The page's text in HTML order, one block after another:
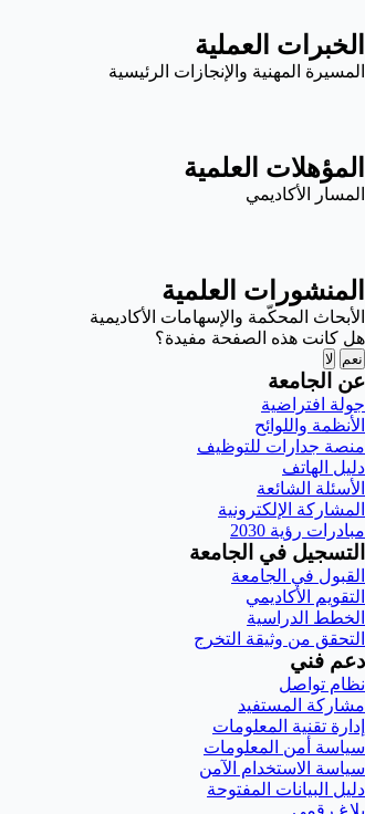
الخبرات العملية
المسيرة المهنية والإنجازات الرئيسية
المؤهلات العلمية
المسار الأكاديمي
المنشورات العلمية
الأبحاث المحكّمة والإسهامات الأكاديمية
هل كانت هذه الصفحة مفيدة؟
نعم لا
عن الجامعة
جولة افتراضية
الأنظمة واللوائح
منصة جدارات للتوظيف
دليل الهاتف
الأسئلة الشائعة
المشاركة الإلكترونية
مبادرات رؤية 2030
التسجيل في الجامعة
القبول في الجامعة
التقويم الأكاديمي
الخطط الدراسية
التحقق من وثيقة التخرج
دعم فني
نظام تواصل
مشاركة المستفيد
إدارة تقنية المعلومات
سياسة أمن المعلومات
سياسة الاستخدام الآمن
دليل البيانات المفتوحة
بلاغ رقمي